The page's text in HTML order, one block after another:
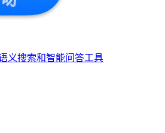
义搜索和智能问答工具